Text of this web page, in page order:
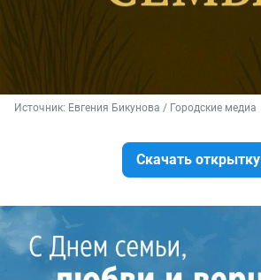
Источник: Евгения Бикунова / Городские медиа
Скачать открытку